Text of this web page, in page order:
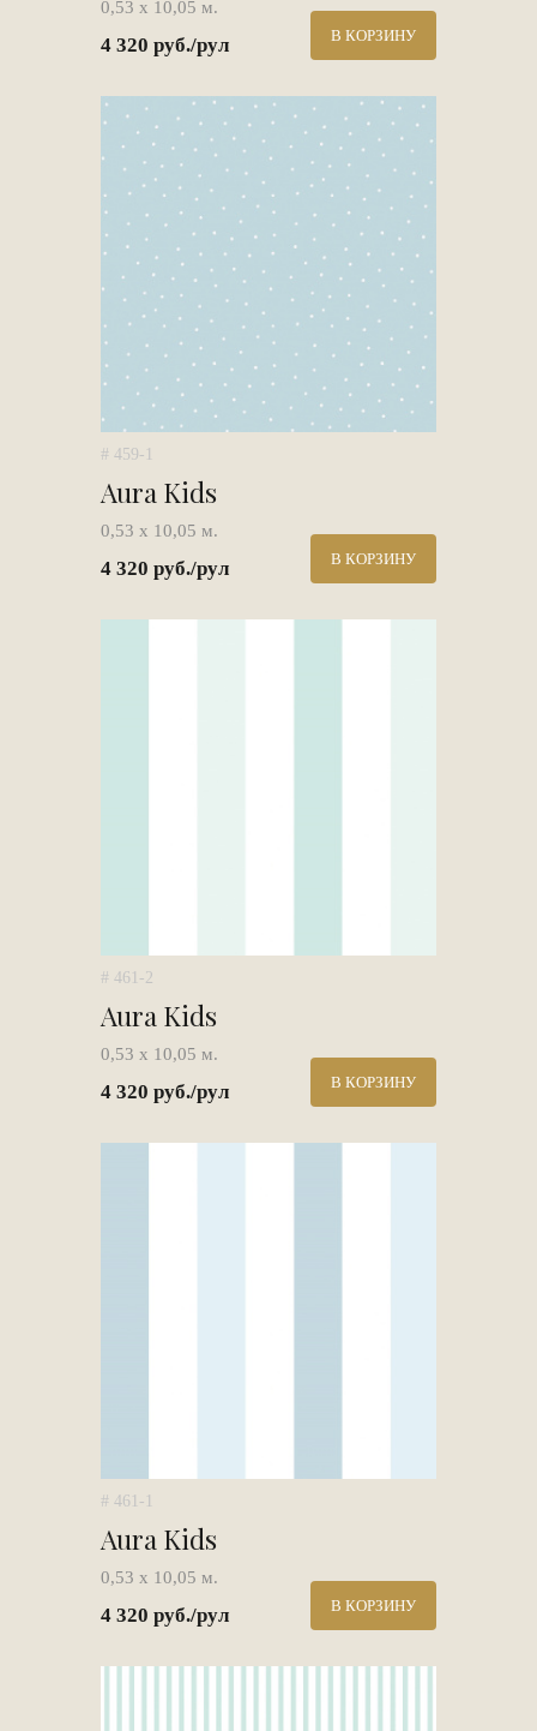
0,53 х 10,05 м.
4 320 руб./рул В КОРЗИНУ
# 459-1
Aura Kids
0,53 х 10,05 м.
4 320 руб./рул В КОРЗИНУ
# 461-2
Aura Kids
0,53 х 10,05 м.
4 320 руб./рул В КОРЗИНУ
# 461-1
Aura Kids
0,53 х 10,05 м.
4 320 руб./рул В КОРЗИНУ